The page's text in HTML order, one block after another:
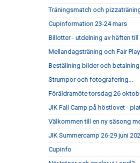
Träningsmatch och
Cupinformation 23-24 mars
Billotter - utdelning av häften till
Mellandagsträning och Fair
Beställning bilder och
Strumpor och fotografering...
Föräldramöte torsdag 26
JIK Fall Camp på höstlovet -
Välkommen till en ny säsong
JIK Summercamp 26-29 juni
Cupinfo